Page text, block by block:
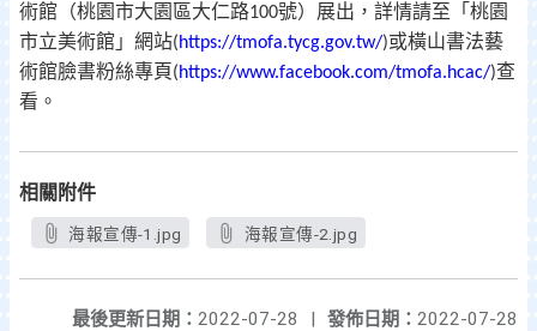
術館（桃園市大園區大仁路100號）展出，詳情請至「桃園
市立美術館」網站(https://tmofa.tycg.gov.tw/)或橫山書法藝
術館臉書粉絲專頁(https://www.facebook.com/tmofa.hcac/)查
看。
相關附件
海報宣傳-1.jpg 海報宣傳-2.jpg
發佈日期： 2022-07-28
最後更新日期： 2022-07-28
|